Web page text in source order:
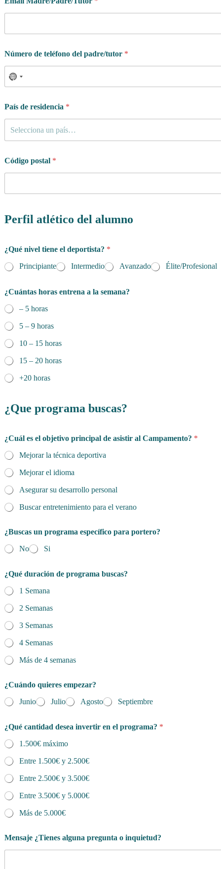
Número de teléfono del padre/tutor *
País de residencia *
Selecciona un país…
Código postal *
Perfil atlético del alumno
¿Qué nivel tiene el deportista? *
Principiante
Intermedio Avanzado Élite/Profesional
¿Cuántas horas entrena a la semana?
– 5 horas
5 – 9 horas
10 – 15 horas
15 – 20 horas
+20 horas
¿Que programa buscas?
¿Cuál es el objetivo principal de asistir al Campamento? *
Mejorar la técnica deportiva
Mejorar el idioma
Asegurar su desarrollo personal
Buscar entretenimiento para el verano
¿Buscas un programa específico para portero?
No
Si
¿Qué duración de programa buscas?
1 Semana
2 Semanas
3 Semanas
4 Semanas
Más de 4 semanas
¿Cuándo quieres empezar?
Junio
Julio Agosto Septiembre
¿Qué cantidad desea invertir en el programa? *
1.500€ máximo
Entre 1.500€ y 2.500€
Entre 2.500€ y 3.500€
Entre 3.500€ y 5.000€
Más de 5.000€
Mensaje ¿Tienes alguna pregunta o inquietud?